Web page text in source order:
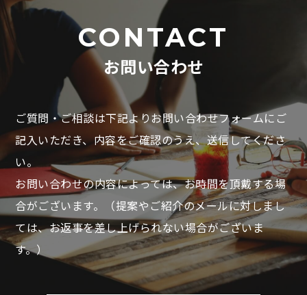
CONTACT
お問い合わせ
ご質問・ご相談は下記よりお問い合わせフォームにご
記入いただき、内容をご確認のうえ、送信してくださ
い。
お問い合わせの内容によっては、お時間を頂戴する場
合がございます。
（提案やご紹介のメールに対しまし
ては、お返事を差し上げられない場合がございま
す。）